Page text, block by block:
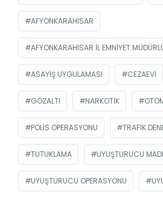
AFYONKARAHISAR
AFYONKARAHISAR İL EMNIYET
ASAYIŞ UYGULAMASI CEZAEVI
GÖZALTI NARKOTIK
POLIS OPERASYONU TRAFIK
TUTUKLAMA UYUŞTURUCU
UYUŞTURUCU OPERASYONU